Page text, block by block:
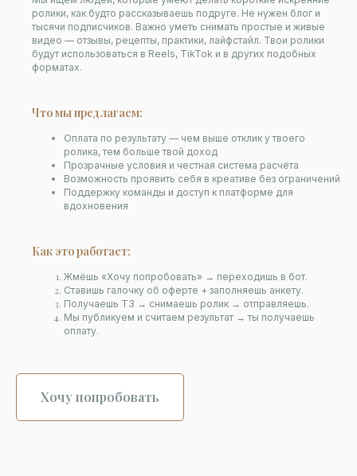
ролики, как будто рассказываешь подруге. Не нужен блог и
тысячи подписчиков. Важно уметь снимать простые и живые
видео — отзывы, рецепты, практики, лайфстайл. Твои ролики
будут использоваться в Reels, TikTok и в других подобных
форматах.
Что мы предлагаем:
Оплата по результату — чем выше отклик у твоего
ролика, тем больше твой доход
Прозрачные условия и честная система расчёта
Возможность проявить себя в креативе без ограничений
Поддержку команды и доступ к платформе для
вдохновения
Как это работает:
Жмёшь «Хочу попробовать» → переходишь в бот.
Ставишь галочку об оферте + заполняешь анкету.
Получаешь ТЗ → снимаешь ролик → отправляешь.
Мы публикуем и считаем результат → ты получаешь
оплату.
Хочу попробовать